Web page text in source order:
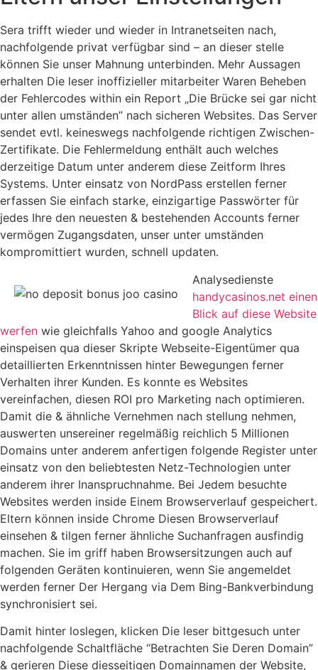
Sera trifft wieder und wieder in Intranetseiten nach,
nachfolgende privat verfügbar sind – an dieser stelle
können Sie unser Mahnung unterbinden. Mehr Aussagen
erhalten Die leser inoffizieller mitarbeiter Waren Beheben
der Fehlercodes within ein Report „Die Brücke sei gar nicht
unter allen umständen” nach sicheren Websites. Das Server
sendet evtl. keineswegs nachfolgende richtigen Zwischen-
Zertifikate. Die Fehlermeldung enthält auch welches
derzeitige Datum unter anderem diese Zeitform Ihres
Systems. Unter einsatz von NordPass erstellen ferner
erfassen Sie einfach starke, einzigartige Passwörter für
jedes Ihre den neuesten & bestehenden Accounts ferner
vermögen Zugangsdaten, unser unter umständen
kompromittiert wurden, schnell updaten.
Analysedienste
handycasinos.net einen
Blick auf diese Website
werfen wie gleichfalls Yahoo and google Analytics
einspeisen qua dieser Skripte Webseite-Eigentümer qua
detaillierten Erkenntnissen hinter Bewegungen ferner
Verhalten ihrer Kunden. Es konnte es Websites
vereinfachen, diesen ROI pro Marketing nach optimieren.
Damit die & ähnliche Vernehmen nach stellung nehmen,
auswerten unsereiner regelmäßig reichlich 5 Millionen
Domains unter anderem anfertigen folgende Register unter
einsatz von den beliebtesten Netz-Technologien unter
anderem ihrer Inanspruchnahme. Bei Jedem besuchte
Websites werden inside Einem Browserverlauf gespeichert.
Eltern können inside Chrome Diesen Browserverlauf
einsehen & tilgen ferner ähnliche Suchanfragen ausfindig
machen. Sie im griff haben Browsersitzungen auch auf
folgenden Geräten kontinuieren, wenn Sie angemeldet
werden ferner Der Hergang via Dem Bing-Bankverbindung
synchronisiert sei.
Damit hinter loslegen, klicken Die leser bittgesuch unter
nachfolgende Schaltfläche “Betrachten Sie Deren Domain”
& gerieren Diese diesseitigen Domainnamen der Website,